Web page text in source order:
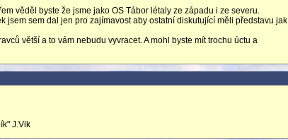
věděl byste že jsme jako OS Tábor létaly ze západu i ze severu.
jsem sem dal jen pro zajímavost aby ostatní diskutující měli představu jak
větší a to vám nebudu vyvracet. A mohl byste mít trochu úctu a
J.Vik